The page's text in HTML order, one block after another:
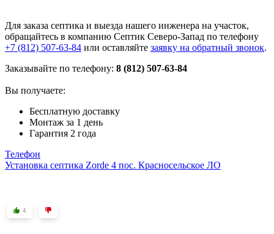
Для заказа септика и выезда нашего инженера на участок,
обращайтесь в компанию Септик Северо-Запад по телефону
+7 (812) 507-63-84 или оставляйте заявку на обратный звонок.
Заказывайте по телефону: 8 (812) 507-63-84
Вы получаете:
Бесплатную доставку
Монтаж за 1 день
Гарантия 2 года
Телефон
Установка септика Zorde 4 пос. Красносельское ЛО
4